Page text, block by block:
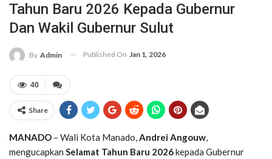
Tahun Baru 2026 Kepada Gubernur
Dan Wakil Gubernur Sulut
By Admin Published On Jan 1, 2026
40
Share
MANADO – Wali Kota Manado,Andrei Angouw,
mengucapkan Selamat Tahun Baru 2026kepada Gubernur